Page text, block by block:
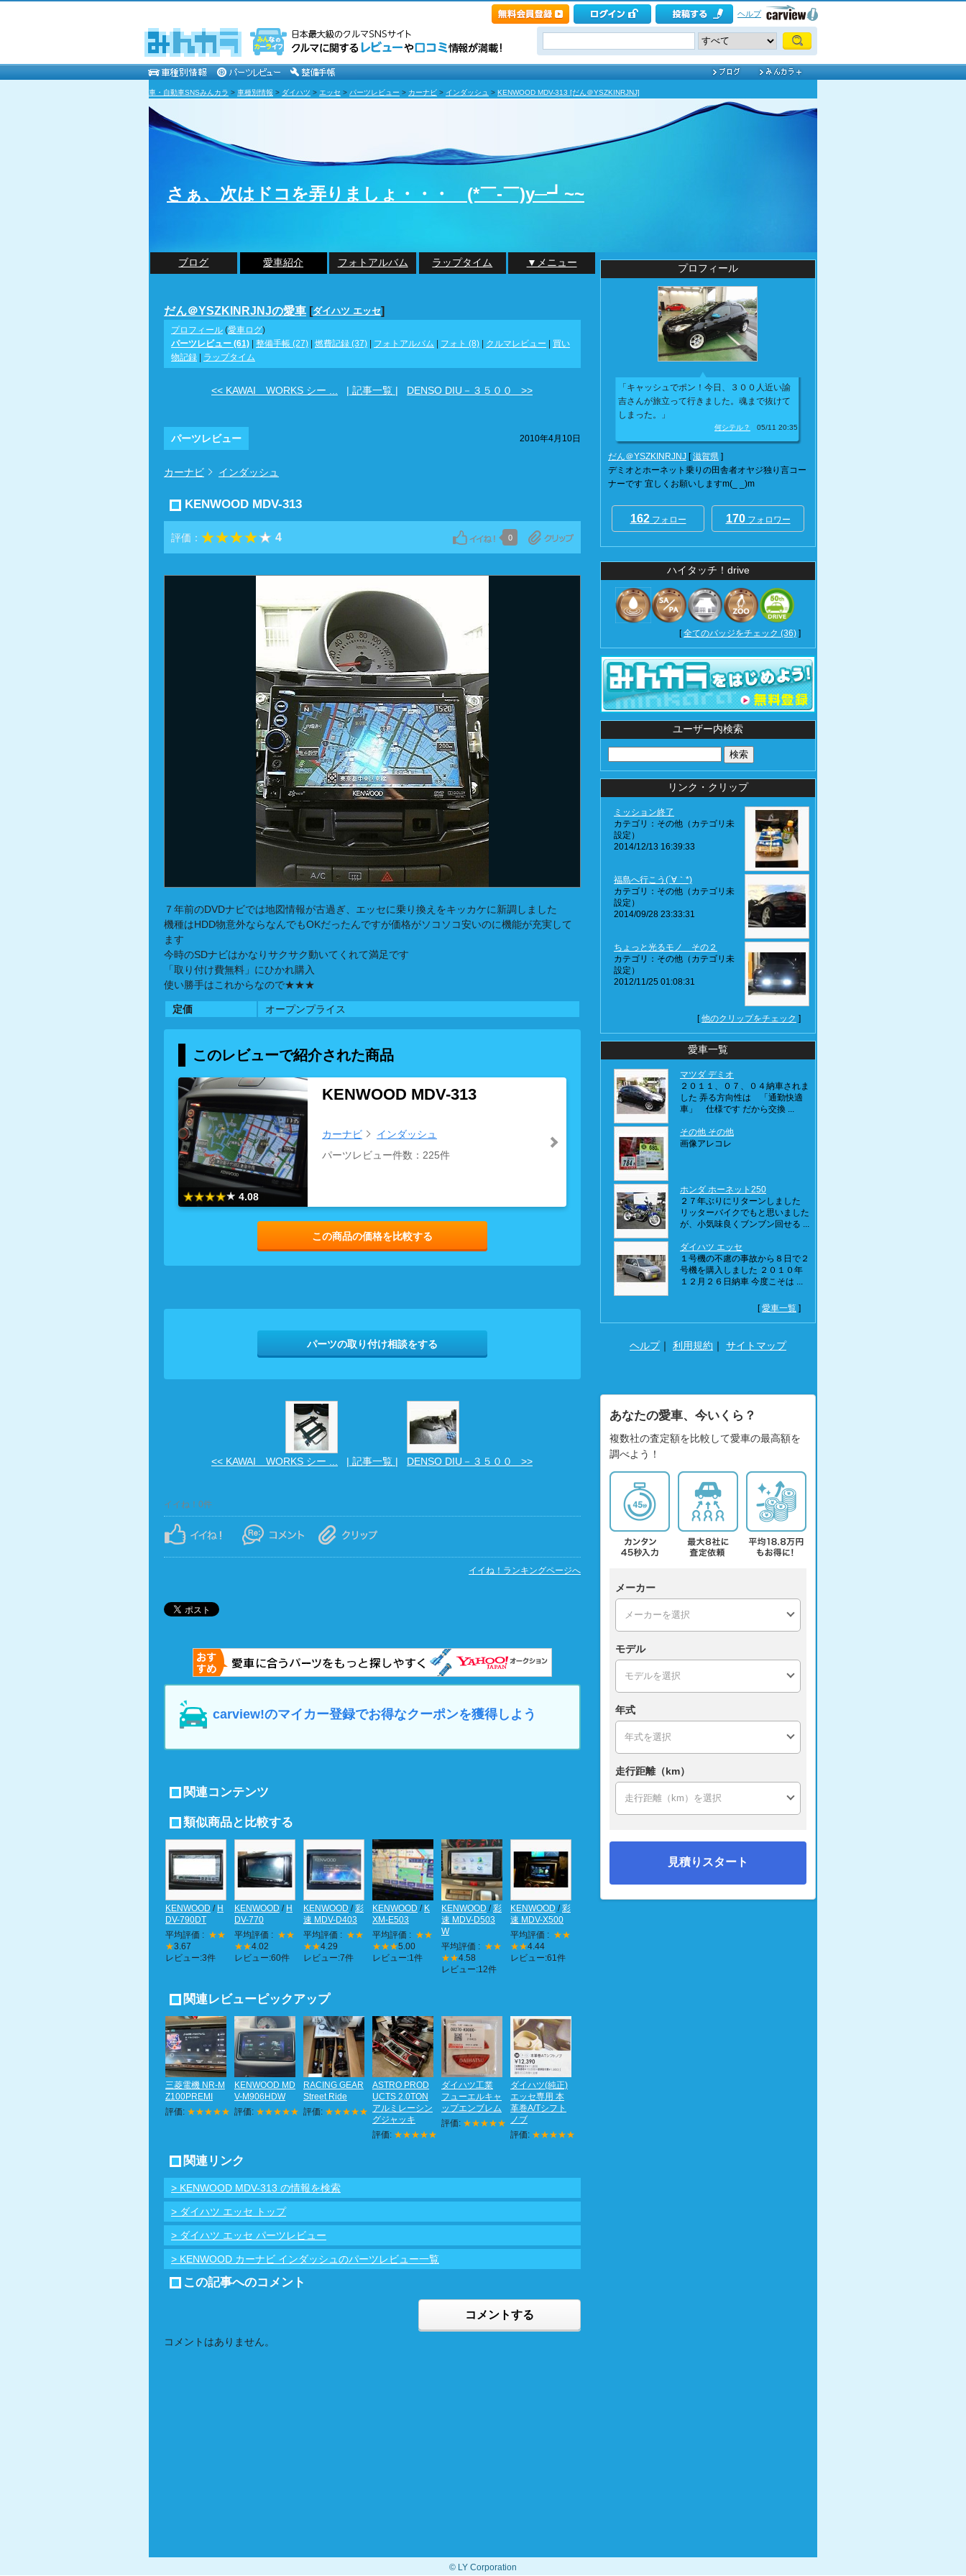
ヘルプ
車・自動車SNSみんカラ > 車種別情報 > ダイハツ > エッセ > パーツレビュー > カーナビ > インダッシュ > KENWOOD MDV-313 [だん＠YSZKINRJNJ]
さぁ、次はドコを弄りましょ・・・ (*￣-￣)y─┛~~
ブログ 愛車紹介 フォトアルバム ラップタイム ▼メニュー
だん＠YSZKINRJNJの愛車 [ダイハツ エッセ]
プロフィール (愛車ログ)
パーツレビュー (61)
整備手帳 (27) 燃費記録 (37) フォトアルバム フォト (8) クルマレビュー
買い
物記録
ラップタイム
<< KAWAI WORKS シー ... | 記事一覧 | DENSO DIU－３５００ >>
パーツレビュー 2010年4月10日
カーナビ インダッシュ
KENWOOD MDV-313
評価： 4 0
７年前のDVDナビでは地図情報が古過ぎ、エッセに乗り換えをキッカケに新調しました
機種はHDD物意外ならなんでもOKだったんですが価格がソコソコ安いのに機能が充実して
ます
今時のSDナビはかなりサクサク動いてくれて満足です
「取り付け費無料」にひかれ購入
使い勝手はこれからなので★★★
定価 オープンプライス
このレビューで紹介された商品
4.08
KENWOOD MDV-313
カーナビ
インダッシュ
パーツレビュー件数：225件
この商品の価格を比較する
パーツの取り付け相談をする
<< KAWAI WORKS シー ... | 記事一覧 | DENSO DIU－３５００ >>
イイね！0件
イイね！ランキングページへ
carview!のマイカー登録でお得なクーポンを獲得しよう
関連コンテンツ
類似商品と比較する
KENWOOD / H
DV-790DT
平均評価 : ★★
★3.67
レビュー:3件
KENWOOD / H
DV-770
平均評価 : ★★
★★4.02
レビュー:60件
KENWOOD /彩
速 MDV-D403
平均評価 : ★★
★★4.29
レビュー:7件
KENWOOD / K
XM-E503
平均評価 : ★★
★★★5.00
レビュー:1件
KENWOOD /彩
速 MDV-D503
W
平均評価 : ★★
★★4.58
レビュー:12件
KENWOOD /彩
速 MDV-X500
平均評価 : ★★
★★4.44
レビュー:61件
関連レビューピックアップ
三菱電機 NR-M
Z100PREMI
評価: ★★★★★
KENWOOD MD
V-M906HDW
評価: ★★★★★
RACING GEAR
Street Ride
評価: ★★★★★
ASTRO PROD
UCTS 2.0TON
アルミレーシン
グジャッキ
評価: ★★★★★
ダイハツ工業
フューエルキャ
ップエンブレム
評価: ★★★★★
ダイハツ(純正)
エッセ専用 本
革巻A/Tシフト
ノブ
評価: ★★★★★
関連リンク
> KENWOOD MDV-313 の情報を検索
> ダイハツ エッセ トップ
> ダイハツ エッセ パーツレビュー
> KENWOOD カーナビ インダッシュのパーツレビュー一覧
この記事へのコメント
コメントする
コメントはありません。
プロフィール
「キャッシュでポン！今日、３００人近い諭
吉さんが旅立って行きました。魂まで抜けて
しまった。」
何シテル？ 05/11 20:35
だん＠YSZKINRJNJ [滋賀県 ]
デミオとホーネット乗りの田舎者オヤジ独り言コー
ナーです 宜しくお願いしますm(_ _)m
162フォロー 170フォロワー
ハイタッチ！drive
[全てのバッジをチェック (36) ]
ユーザー内検索
リンク・クリップ
ミッション終了
カテゴリ：その他（カテゴリ未
設定）
2014/12/13 16:39:33
福島へ行こう(´∀｀*)
カテゴリ：その他（カテゴリ未
設定）
2014/09/28 23:33:31
ちょっと光るモノ その２
カテゴリ：その他（カテゴリ未
設定）
2012/11/25 01:08:31
[他のクリップをチェック ]
愛車一覧
マツダ デミオ
２０１１、０７、０４納車されま
した 弄る方向性は 「通勤快適
車」 仕様です だから交換 ...
その他 その他
画像アレコレ
ホンダ ホーネット250
２７年ぶりにリターンしました
リッターバイクでもと思いました
が、小気味良くブンブン回せる ...
ダイハツ エッセ
１号機の不慮の事故から８日で２
号機を購入しました ２０１０年
１２月２６日納車 今度こそは ...
[愛車一覧 ]
ヘルプ｜ 利用規約 ｜ サイトマップ
あなたの愛車、今いくら？
複数社の査定額を比較して愛車の最高額を
調べよう！
メーカー
モデル
年式
走行距離（km）
見積りスタート
© LY Corporation